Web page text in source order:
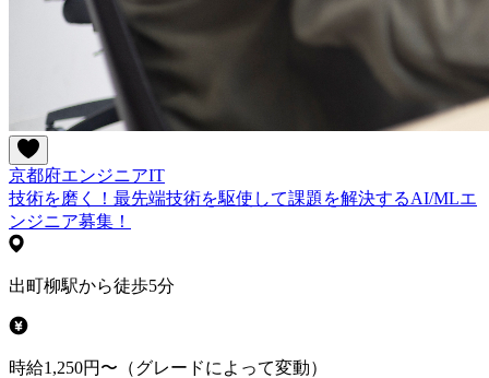
京都府エンジニアIT
技術を磨く！最先端技術を駆使して課題を解決するAI/MLエ
ンジニア募集！
出町柳駅から徒歩5分
時給1,250円〜（グレードによって変動）